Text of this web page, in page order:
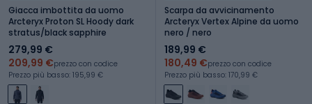
Giacca imbottita da uomo
Arcteryx Proton SL Hoody dark
stratus/black sapphire
279,99 €
209,99 €prezzo con codice
Prezzo più basso: 195,99 €
Scarpa da avvicinamento
Arcteryx Vertex Alpine da uomo
nero / nero
189,99 €
180,49 €prezzo con codice
Prezzo più basso: 170,99 €